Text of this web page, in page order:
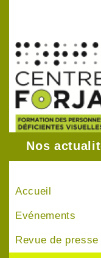
Nos
Accueil
Evénements
Revue de presse